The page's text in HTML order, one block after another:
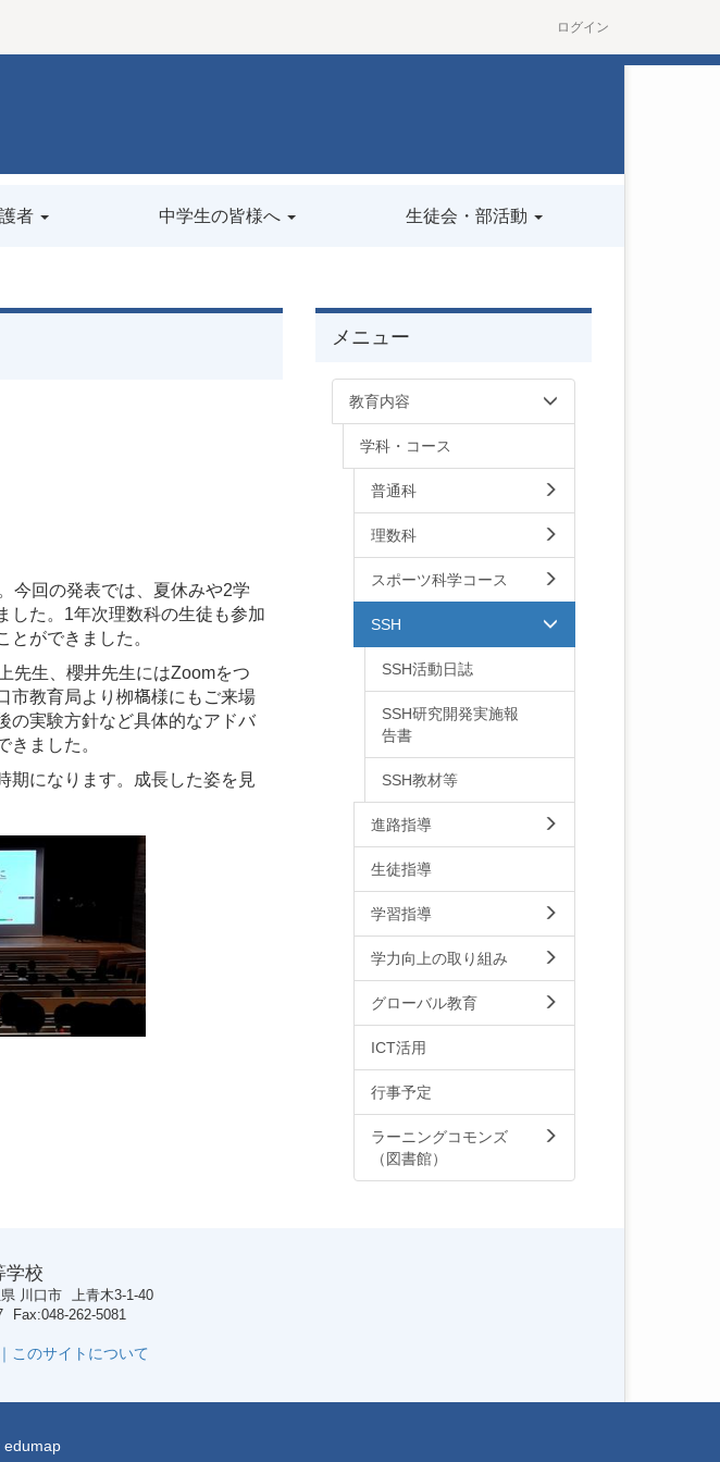
ログイン
者 中学生の皆様へ 生徒会・部活動
今回の発表では、夏休みや2学
した。1年次理数科の生徒も参加
ができました。
先生、櫻井先生にはZoomをつ
市教育局より栁𣘺様にもご来場
の実験方針など具体的なアドバ
ました。
期になります。成長した姿を見
メニュー
教育内容
学科・コース
普通科
理数科
スポーツ科学コース
SSH
SSH活動日誌
SSH研究開発実施報
告書
SSH教材等
進路指導
生徒指導
学習指導
学力向上の取り組み
グローバル教育
ICT活用
行事予定
ラーニングコモンズ
（図書館）
学校
川口市 上青木3-1-40
Fax 048-262-5081
このサイトについて
edumap